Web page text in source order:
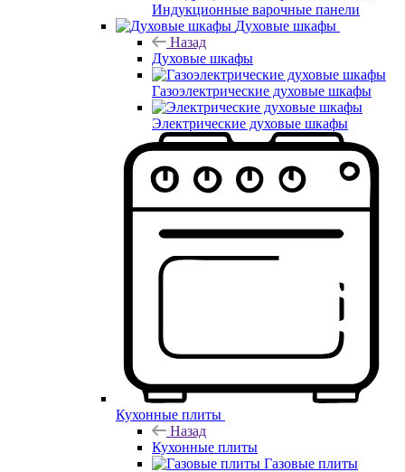
Индукционные варочные панели
Духовые шкафы
Назад
Духовые шкафы
Газоэлектрические духовые шкафы
Электрические духовые шкафы
Кухонные плиты
Назад
Кухонные плиты
Газовые плиты